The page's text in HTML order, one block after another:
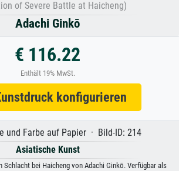
of Severe Battle at Haicheng)
Adachi Ginkō
€ 116.22
Enthält 19% MwSt.
konfigurieren
und Farbe auf Papier · Bild-ID: 214
Asiatische Kunst
Schlacht bei Haicheng von Adachi Ginkō. Verfügbar als